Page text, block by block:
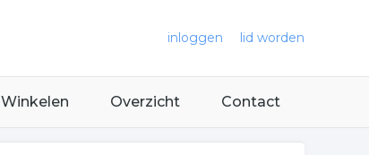
inloggen lid worden
Winkelen Overzicht Contact